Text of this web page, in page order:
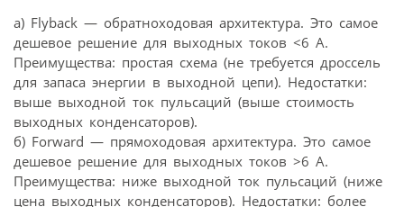
а) Flyback — обратноходовая архитектура. Это самое
дешевое решение для выходных токов <6 А.
Преимущества: простая схема (не требуется дроссель
для запаса энергии в выходной цепи). Недостатки:
выше выходной ток пульсаций (выше стоимость
выходных конденсаторов).
б) Forward — прямоходовая архитектура. Это самое
дешевое решение для выходных токов >6 А.
Преимущества: ниже выходной ток пульсаций (ниже
цена выходных конденсаторов). Недостатки: более